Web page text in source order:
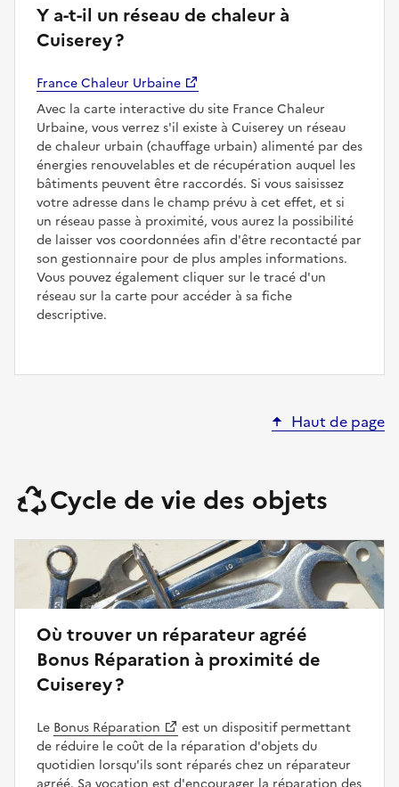
Y a-t-il un réseau de chaleur à
Cuiserey ?
France Chaleur Urbaine
Avec la carte interactive du site France Chaleur
Urbaine, vous verrez s'il existe à Cuiserey un réseau
de chaleur urbain (chauffage urbain) alimenté par des
énergies renouvelables et de récupération auquel les
bâtiments peuvent être raccordés. Si vous saisissez
votre adresse dans le champ prévu à cet effet, et si
un réseau passe à proximité, vous aurez la possibilité
de laisser vos coordonnées afin d'être recontacté par
son gestionnaire pour de plus amples informations.
Vous pouvez également cliquer sur le tracé d'un
réseau sur la carte pour accéder à sa fiche
descriptive.
Haut de page
Cycle de vie des objets
Où trouver un réparateur agréé
Bonus Réparation à proximité de
Cuiserey ?
Le Bonus Réparation
est un dispositif permettant
de réduire le coût de la réparation d'objets du
quotidien lorsqu'ils sont réparés chez un réparateur